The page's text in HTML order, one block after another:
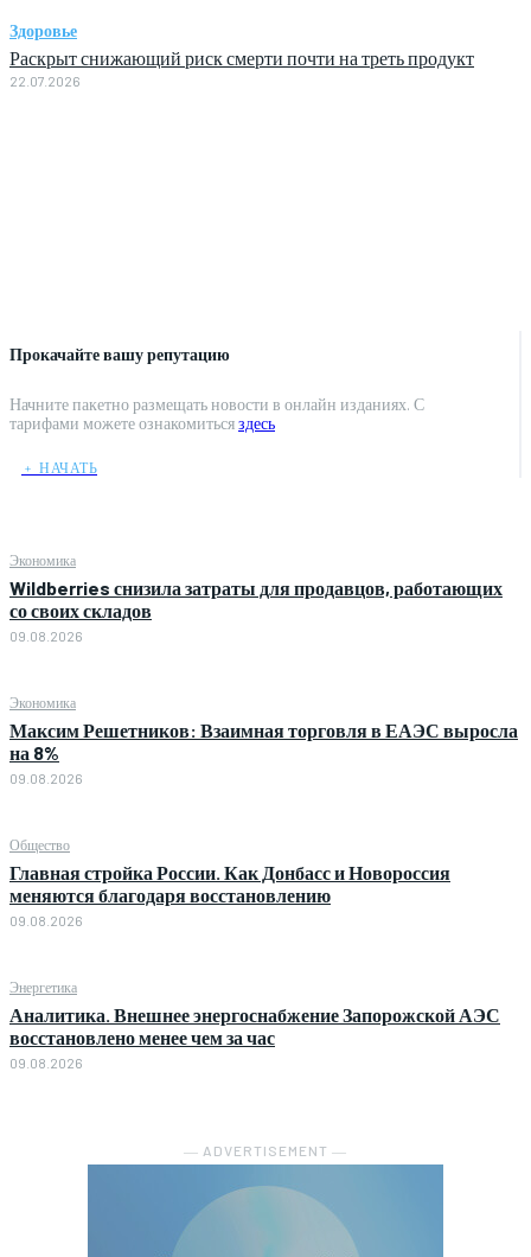
Прокачайте вашу репутацию
Начните пакетно размещать новости в онлайн изданиях. С
тарифами можете ознакомитьсяздесь
﹢ НАЧАТЬ
Экономика
Wildberries снизила затраты для продавцов, работающих
со своих складов
09.08.2026
Экономика
Максим Решетников: Взаимная торговля в ЕАЭС выросла
на 8%
09.08.2026
Общество
Главная стройка России. Как Донбасс и Новороссия
меняются благодаря восстановлению
09.08.2026
Энергетика
Аналитика. Внешнее энергоснабжение Запорожской АЭС
восстановлено менее чем за час
09.08.2026
― ADVERTISEMENT ―
Здоровье
Раскрыт снижающий риск смерти почти на треть продукт
22.07.2026